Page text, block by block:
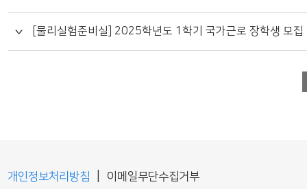
[물리실험준비실] 2025학년도 1학기 국가근로 장학생 모집
개인정보처리방침 이메일무단수집거부